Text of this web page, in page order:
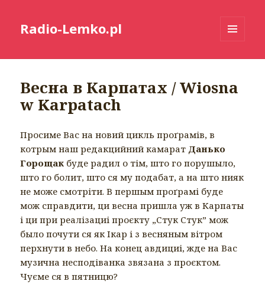
Radio-Lemko.pl
Весна в Карпатах / Wiosna
w Karpatach
Просиме Вас на новий цикль проґрамів, в
котрым наш редакцийний камарат Данько
Горощак буде радил о тім, што го порушыло,
што го болит, што ся му подабат, a на што нияк
не може смотріти. В першым проґрамі буде
мож справдити, ци весна пришла уж в Карпаты
і ци при реалізациі проєкту „Стук Стук” мож
было почути ся як Ікар і з весняным вітром
перхнути в небо. На конец авдициі, жде на Вас
музична несподіванка звязана з проєктом.
Чуєме ся в пятницю?